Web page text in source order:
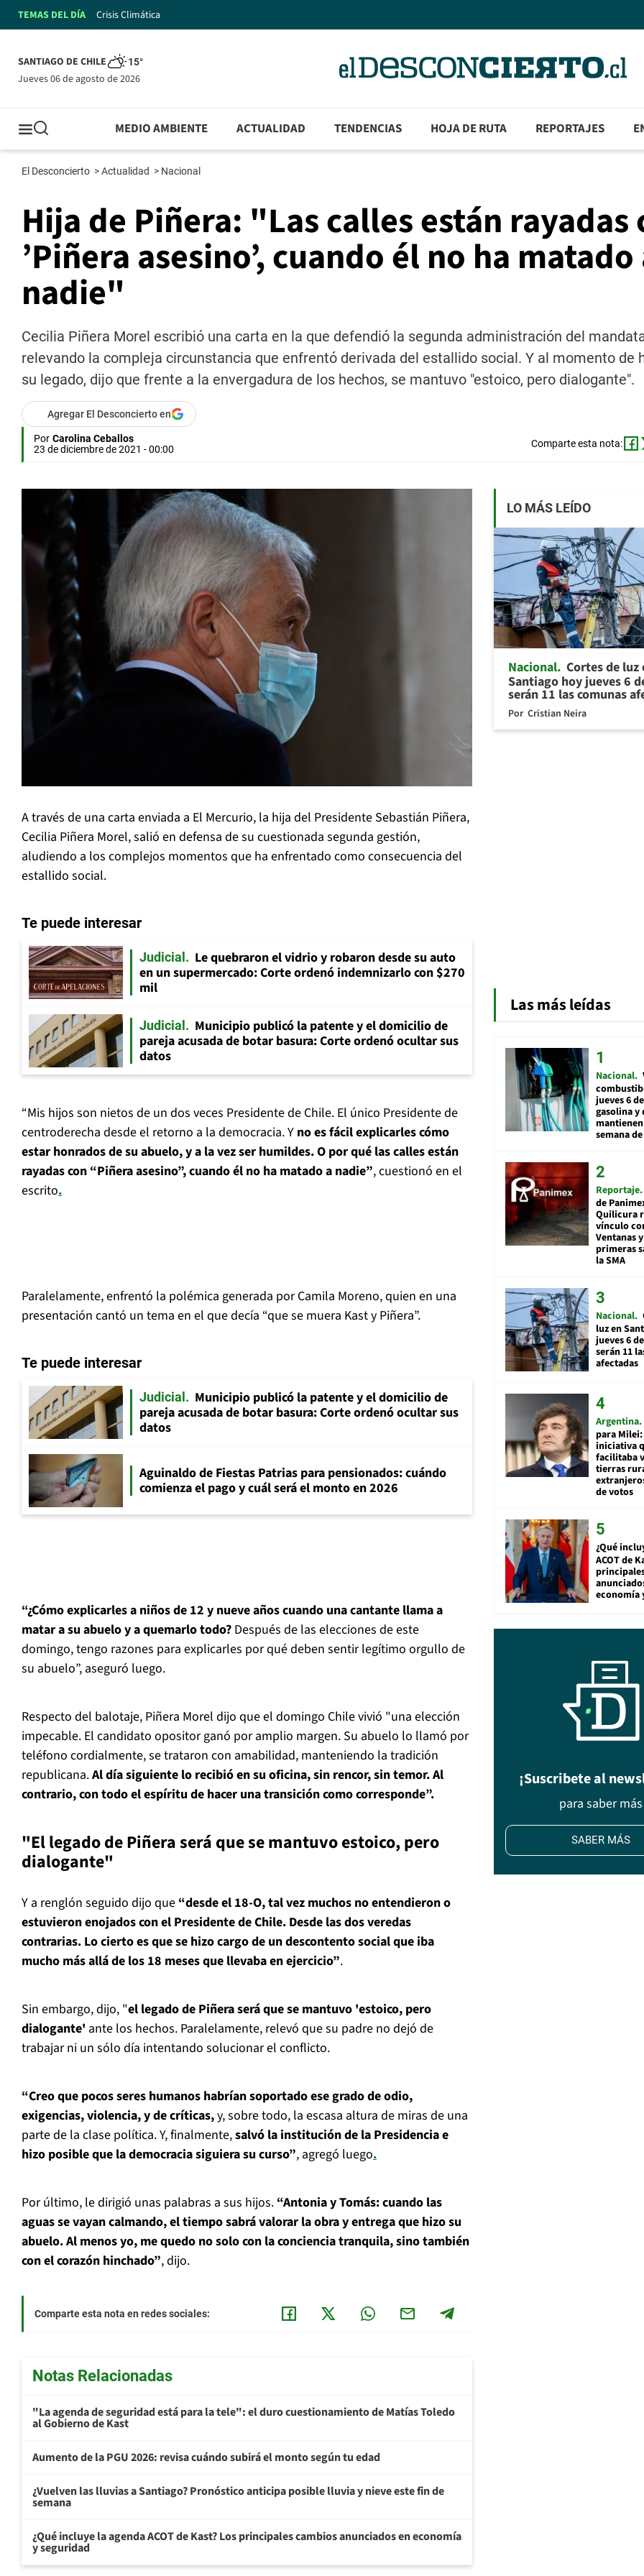
TEMAS DEL DÍA Crisis Climática
SANTIAGO DE CHILE 15°
jueves 06 de agosto de 2026
MEDIO AMBIENTE ACTUALIDAD TENDENCIAS HOJA DE RUTA REPORTAJES
El Desconcierto >Actualidad > Nacional
Hija de Piñera: "Las calles están rayadas
’Piñera asesino’, cuando él no ha matado
nadie"
Cecilia Piñera Morel escribió una carta en la que defendió la segunda administración del
relevando la compleja circunstancia que enfrentó derivada del estallido social. Y al momento de
su legado, dijo que frente a la envergadura de los hechos, se mantuvo "estoico, pero dialogante".
Agregar El Desconcierto en
Por Carolina Ceballos
23 de diciembre de 2021 - 00:00
Comparte esta nota:
A través de una carta enviada a El Mercurio, la hija del Presidente Sebastián Piñera,
Cecilia Piñera Morel, salió en defensa de su cuestionada segunda gestión,
aludiendo a los complejos momentos que ha enfrentado como consecuencia del
estallido social.
Te puede interesar
Judicial
Le quebraron el vidrio y robaron desde su auto
en un supermercado: Corte ordenó indemnizarlo con $270
mil
Judicial
Municipio publicó la patente y el domicilio de
pareja acusada de botar basura: Corte ordenó ocultar sus
datos
“Mis hijos son nietos de un dos veces Presidente de Chile. El único Presidente de
centroderecha desde el retorno a la democracia. Y no es fácil explicarles cómo
estar honrados de su abuelo, y a la vez ser humildes. O por qué las calles están
rayadas con “Piñera asesino”, cuando él no ha matado a nadie”, cuestionó en el
escrito.
Paralelamente, enfrentó la polémica generada por Camila Moreno, quien en una
presentación cantó un tema en el que decía “que se muera Kast y Piñera”.
Te puede interesar
Judicial
Municipio publicó la patente y el domicilio de
pareja acusada de botar basura: Corte ordenó ocultar sus
datos
Aguinaldo de Fiestas Patrias para pensionados: cuándo
comienza el pago y cuál será el monto en 2026
“¿Cómo explicarles a niños de 12 y nueve años cuando una cantante llama a
matar a su abuelo y a quemarlo todo? Después de las elecciones de este
domingo, tengo razones para explicarles por qué deben sentir legítimo orgullo de
su abuelo”, aseguró luego.
Respecto del balotaje, Piñera Morel dijo que el domingo Chile vivió "una elección
impecable. El candidato opositor ganó por amplio margen. Su abuelo lo llamó por
teléfono cordialmente, se trataron con amabilidad, manteniendo la tradición
republicana.Al día siguiente lo recibió en su oficina, sin rencor, sin temor. Al
contrario, con todo el espíritu de hacer una transición como corresponde”.
"El legado de Piñera será que se mantuvo estoico, pero
dialogante"
Y a renglón seguido dijo que “desde el 18-O, tal vez muchos no entendieron o
estuvieron enojados con el Presidente de Chile. Desde las dos veredas
contrarias. Lo cierto es que se hizo cargo de un descontento social que iba
mucho más allá de los 18 meses que llevaba en ejercicio”.
Sin embargo, dijo, "el legado de Piñera será que se mantuvo 'estoico, pero
dialogante' ante los hechos. Paralelamente, relevó que su padre no dejó de
trabajar ni un sólo día intentando solucionar el conflicto.
“Creo que pocos seres humanos habrían soportado ese grado de odio,
exigencias, violencia, y de críticas,y, sobre todo, la escasa altura de miras de una
parte de la clase política. Y, finalmente,salvó la institución de la Presidencia e
hizo posible que la democracia siguiera su curso”, agregó luego.
Por último, le dirigió unas palabras a sus hijos. “Antonia y Tomás: cuando las
aguas se vayan calmando, el tiempo sabrá valorar la obra y entrega que hizo su
abuelo. Al menos yo, me quedo no solo con la conciencia tranquila, sino también
con el corazón hinchado”, dijo.
Comparte esta nota en redes sociales:
Notas Relacionadas
"La agenda de seguridad está para la tele": el duro cuestionamiento de Matías Toledo
al Gobierno de Kast
Aumento de la PGU 2026: revisa cuándo subirá el monto según tu edad
¿Vuelven las lluvias a Santiago? Pronóstico anticipa posible lluvia y nieve este fin de
semana
¿Qué incluye la agenda ACOT de Kast? Los principales cambios anunciados en economía
y seguridad
LO MÁS LEÍDO
Nacional Cortes de luz
Santiago hoy jueves 6
serán 11 las comunas
Por Cristian Neira
Las más leídas
Nacional
jueves 6
gasolina y
semana
Reportaje
de
Quilicura
vínculo
Ventanas
primeras
la SMA
Nacional
luz en
jueves 6
serán 11
afectadas
Argentina
para
iniciativa
facilitaba
tierras
de votos
¿Qué
ACOT de
economía
¡Suscribete al
para saber más
SABER MÁS